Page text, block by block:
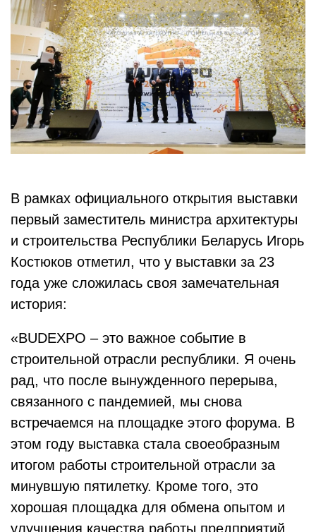
В рамках официального открытия выставки
первый заместитель министра архитектуры
и строительства Республики Беларусь Игорь
Костюков отметил, что у выставки за 23
года уже сложилась своя замечательная
история:
«BUDEXPO – это важное событие в
строительной отрасли республики. Я очень
рад, что после вынужденного перерыва,
связанного с пандемией, мы снова
встречаемся на площадке этого форума. В
этом году выставка стала своеобразным
итогом работы строительной отрасли за
минувшую пятилетку. Кроме того, это
хорошая площадка для обмена опытом и
улучшения качества работы предприятий